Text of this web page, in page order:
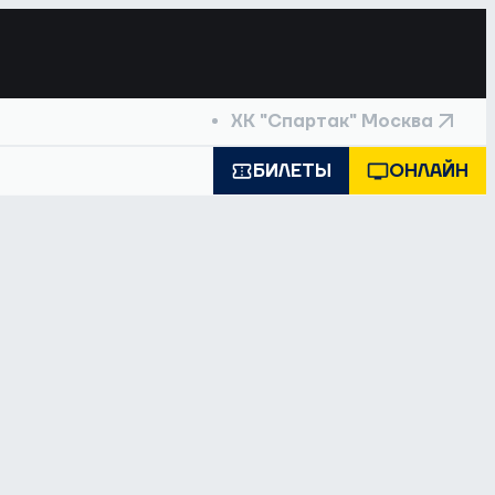
ХК "Спартак" Москва
БИЛЕТЫ ОНЛАЙН